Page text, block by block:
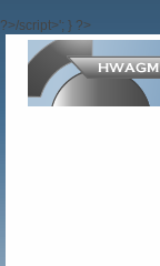
?>/script>'; } ?>